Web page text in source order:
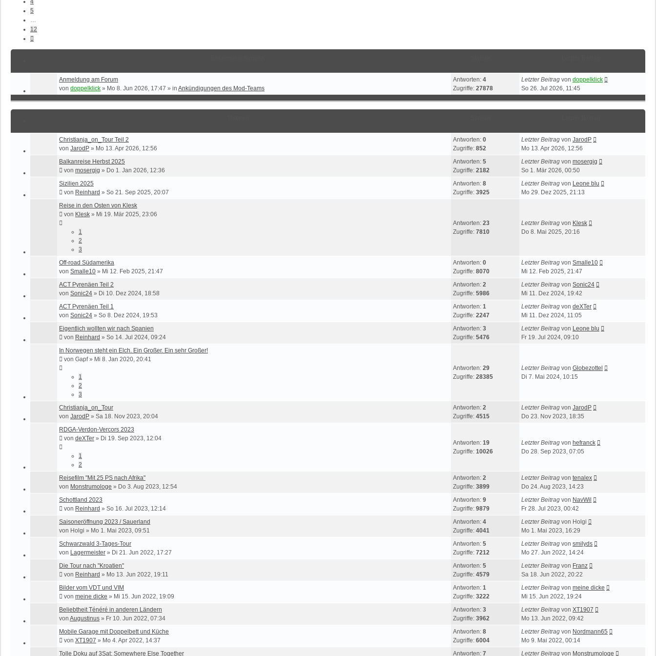
5
12
Anmeldung am Forum
von doppelklick » Mo 8. Jun 2026, 17:47 » in Ankündigungen des Mod-Teams
Antworten: 4
Zugriffe: 27878
Letzter Beitrag von doppelklick
So 26. Jul 2026, 11:45
Christianja_on_Tour Teil 2
von JarodP » Mo 13. Apr 2026, 12:56
Antworten: 0
Zugriffe: 852
Letzter Beitrag von JarodP
Mo 13. Apr 2026, 12:56
Balkanreise Herbst 2025
von mosergig » Do 1. Jan 2026, 12:36
Antworten: 5
Zugriffe: 2182
Letzter Beitrag von mosergig
So 1. Mär 2026, 00:50
Sizilien 2025
von Reinhard » So 21. Sep 2025, 20:07
Antworten: 8
Zugriffe: 3925
Letzter Beitrag von Leone blu
Mo 29. Dez 2025, 21:13
Reise in den Osten von Klesk
von Klesk » Mi 19. Mär 2025, 23:06
1
2
3
Antworten: 23
Zugriffe: 7810
Letzter Beitrag von Klesk
Do 8. Mai 2025, 20:16
Off-road Südamerika
von Smalle10 » Mi 12. Feb 2025, 21:47
Antworten: 0
Zugriffe: 8070
Letzter Beitrag von Smalle10
Mi 12. Feb 2025, 21:47
ACT Pyrenäen Teil 2
von Sonic24 » Di 10. Dez 2024, 18:58
Antworten: 2
Zugriffe: 5986
Letzter Beitrag von Sonic24
Mi 11. Dez 2024, 19:42
ACT Pyrenäen Teil 1
von Sonic24 » So 8. Dez 2024, 19:53
Antworten: 1
Zugriffe: 2247
Letzter Beitrag von deXTer
Mi 11. Dez 2024, 11:05
Eigentlich wollten wir nach Spanien
von Reinhard » So 14. Jul 2024, 09:24
Antworten: 3
Zugriffe: 5476
Letzter Beitrag von Leone blu
Fr 19. Jul 2024, 09:10
In Norwegen steht ein Elch. Ein Großer. Ein sehr Großer!
von Gapf» Mi 8. Jan 2020, 20:41
1
2
3
Antworten: 29
Zugriffe: 28385
Letzter Beitrag von Globezottel
Di 7. Mai 2024, 10:15
Christianja_on_Tour
von JarodP » Sa 18. Nov 2023, 20:04
Antworten: 2
Zugriffe: 4515
Letzter Beitrag von JarodP
Do 23. Nov 2023, 18:35
RDGA-Verdon-Vercors 2023
von deXTer » Di 19. Sep 2023, 12:04
1
2
Antworten: 19
Zugriffe: 10026
Letzter Beitrag von hefranck
Do 28. Sep 2023, 07:05
Reisefilm "Mit 25 PS nach Afrika"
von Monstrumologe » Do 3. Aug 2023, 12:54
Antworten: 2
Zugriffe: 3899
Letzter Beitrag von tenalex
Do 24. Aug 2023, 14:23
Schottland 2023
von Reinhard » So 16. Jul 2023, 12:14
Antworten: 9
Zugriffe: 9879
Letzter Beitrag von NavWil
Fr 28. Jul 2023, 00:42
Saisoneröffnung 2023 / Sauerland
von Holgi » Mo 1. Mai 2023, 09:51
Antworten: 4
Zugriffe: 4041
Letzter Beitrag von Holgi
Mo 1. Mai 2023, 16:29
Schwarzwald 3-Tages-Tour
von Lagermeister » Di 21. Jun 2022, 17:27
Antworten: 5
Zugriffe: 7212
Letzter Beitrag von smilyds
Mo 27. Jun 2022, 14:24
Die Tour nach "Kroatien"
von Reinhard » Mo 13. Jun 2022, 19:11
Antworten: 5
Zugriffe: 4579
Letzter Beitrag von Franz
Sa 18. Jun 2022, 20:22
Bilder vom VDT und VIM
von meine dicke » Mi 15. Jun 2022, 19:09
Antworten: 1
Zugriffe: 3222
Letzter Beitrag von meine dicke
Mi 15. Jun 2022, 19:24
Beliebtheit Ténéré in anderen Ländern
von Augustinus » Fr 10. Jun 2022, 07:34
Antworten: 3
Zugriffe: 3962
Letzter Beitrag von XT1907
Mo 13. Jun 2022, 09:42
Mobile Garage mit Doppelbett und Küche
von XT1907 » Mo 4. Apr 2022, 14:37
Antworten: 8
Zugriffe: 6004
Letzter Beitrag von Nordmann65
Mo 9. Mai 2022, 00:14
Tolle Doku auf 3Sat: Somewhere Else Together
Antworten: 7
Letzter Beitrag von Monstrumologe